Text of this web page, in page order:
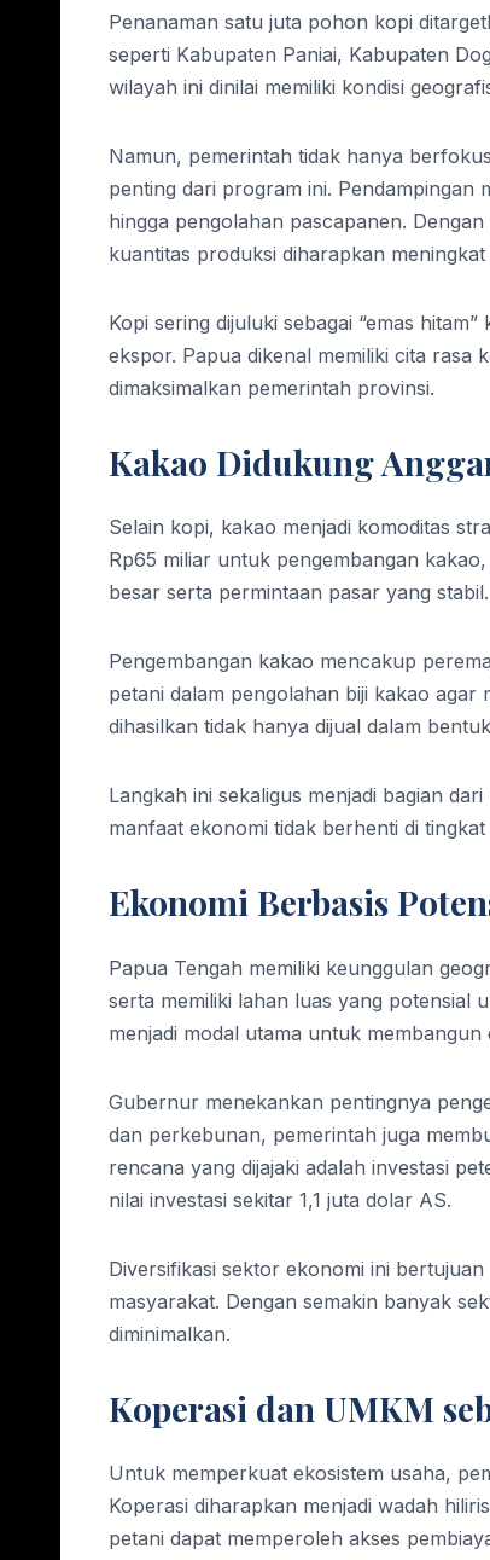
Penanaman satu juta pohon kopi
seperti Kabupaten Paniai, Kabupaten
wilayah ini dinilai memiliki kondisi
Namun, pemerintah tidak hanya
penting dari program ini. Pendampingan
hingga pengolahan pascapanen.
kuantitas produksi diharapkan meningkat
Kopi sering dijuluki sebagai “emas
ekspor. Papua dikenal memiliki cita rasa
dimaksimalkan pemerintah provinsi.
Kakao Didukung
Selain kopi, kakao menjadi komoditas
Rp65 miliar untuk pengembangan
besar serta permintaan pasar yang stabil.
Pengembangan kakao mencakup
petani dalam pengolahan biji kakao
dihasilkan tidak hanya dijual dalam
Langkah ini sekaligus menjadi bagian
manfaat ekonomi tidak berhenti di
Ekonomi Berbasis
Papua Tengah memiliki keunggulan
serta memiliki lahan luas yang potensial
menjadi modal utama untuk
Gubernur menekankan pentingnya
dan perkebunan, pemerintah juga
rencana yang dijajaki adalah investasi
nilai investasi sekitar 1,1 juta dolar AS.
Diversifikasi sektor ekonomi ini
masyarakat. Dengan semakin banyak
diminimalkan.
Koperasi dan UMKM
Untuk memperkuat ekosistem usaha,
Koperasi diharapkan menjadi wadah
petani dapat memperoleh akses